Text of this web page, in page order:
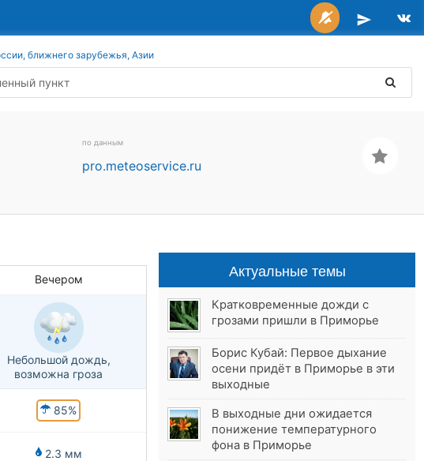
ближнего зарубежья, Азии
по данным
pro.meteoservice.ru
Вечером
Небольшой дождь,
возможна гроза
85%
2.3 мм
Актуальные темы
Кратковременные дожди с
грозами пришли в Приморье
Борис Кубай: Первое дыхание
осени придёт в Приморье в эти
выходные
В выходные дни ожидается
понижение температурного
фона в Приморье